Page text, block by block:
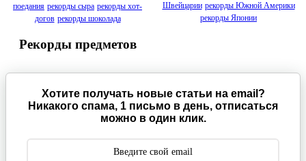
поедания рекорды сыра рекорды хот-
догов рекорды шоколада
Рекорды предметов
Швейцарии рекорды Южной Америки
рекорды Японии
Хотите получать новые статьи на email?
Никакого спама, 1 письмо в день, отписаться
можно в один клик.